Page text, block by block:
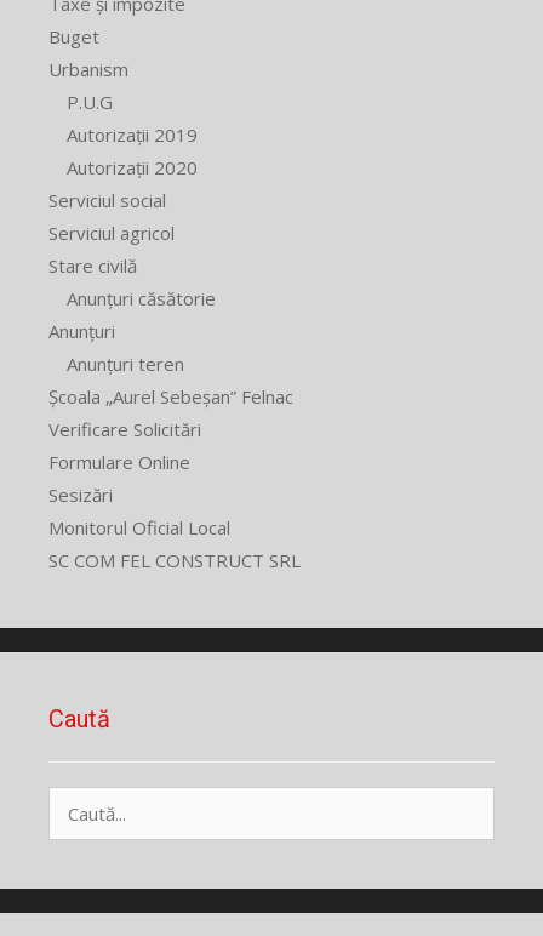
Buget
Urbanism
P.U.G
Autorizații 2019
Autorizații 2020
Serviciul social
Serviciul agricol
Stare civilă
Anunțuri căsătorie
Anunțuri
Anunțuri teren
Școala „Aurel Sebeșan” Felnac
Verificare Solicitări
Formulare Online
Sesizări
Monitorul Oficial Local
SC COM FEL CONSTRUCT SRL
Caută
după: